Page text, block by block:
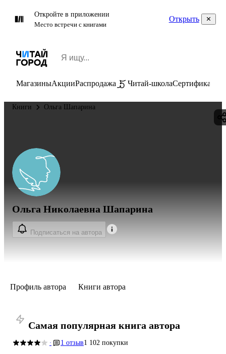
Откройте в приложении
Место встречи с книгами
Открыть
МагазиныАкцииРаспродажа Читай-школаСертификаты
Книги Ольга Шапарина
Ольга Николаевна Шапарина
Подписаться на автора
Профиль автора Книги автора
Самая популярная книга автора
· 1 отзыв1 102 покупки